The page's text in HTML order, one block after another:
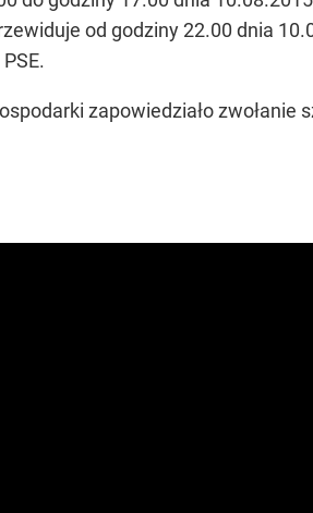
od godziny 22.00 dnia
zapowiedziało zwołanie